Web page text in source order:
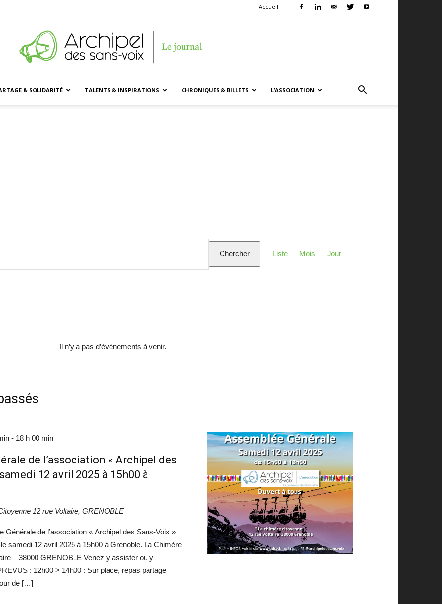
Accueil
& SOLIDARITÉ TALENTS & INSPIRATIONS CHRONIQUES & BILLETS L’ASSOCIATION
Il n’y a pas d’évènements à venir.
Chercher
de
Liste Mois Jour
- 18 h 00 min
de l’association « Archipel des
12 avril 2025 à 15h00 à
12 rue Voltaire, GRENOBLE
Générale de l’association « Archipel des Sans-Voix »
samedi 12 avril 2025 à 15h00 à Grenoble. La Chimère
– 38000 GRENOBLE Venez y assister ou y
: 12h00 > 14h00 : Sur place, repas partagé
de […]